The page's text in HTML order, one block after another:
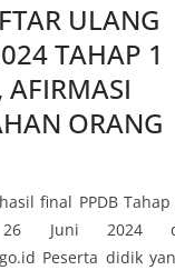
ULANG
TAHAP 1
AFIRMASI
ORANG
final PPDB Tahap
Juni 2024
Peserta didik